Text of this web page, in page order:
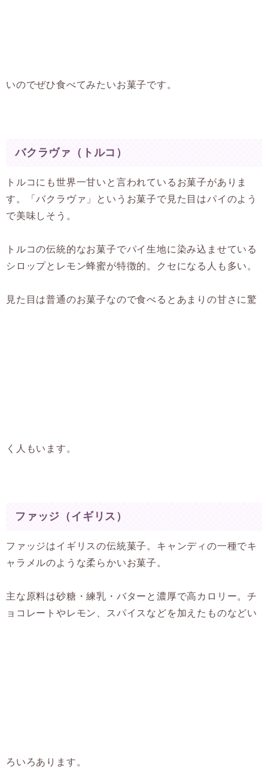
いのでぜひ食べてみたいお菓子です。
バクラヴァ（トルコ）
トルコにも世界一甘いと言われているお菓子がありま
す。「バクラヴァ」というお菓子で見た目はパイのよう
で美味しそう。
トルコの伝統的なお菓子でパイ生地に染み込ませている
シロップとレモン蜂蜜が特徴的。クセになる人も多い。
見た目は普通のお菓子なので食べるとあまりの甘さに驚
く人もいます。
ファッジ（イギリス）
ファッジはイギリスの伝統菓子。キャンディの一種でキ
ャラメルのような柔らかいお菓子。
主な原料は砂糖・練乳・バターと濃厚で高カロリー。チ
ョコレートやレモン、スパイスなどを加えたものなどい
ろいろあります。